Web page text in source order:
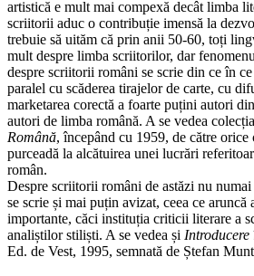
artistică e mult mai compexă decât limba
scriitorii aduc o contribuție imensă la
trebuie să uităm că prin anii 50-60, toți
mult despre limba scriitorilor, dar
despre scriitorii români se scrie din ce în
paralel cu scăderea tirajelor de carte, cu
marketarea corectă a foarte puțini autori
autori de limba română. A se vedea colecția
Română, începând cu 1959, de către orice
purceadă la alcătuirea unei lucrări
român.
Despre scriitorii români de astăzi nu
se scrie și mai puțin avizat, ceea ce aruncă
importante, căci instituția criticii literare a
analiștilor stiliști. A se vedea și Introducere
Ed. de Vest, 1995, semnată de Ștefan